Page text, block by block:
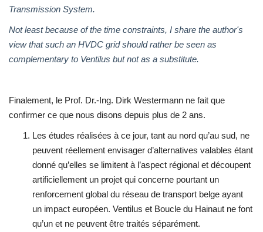
Transmission System.
Not least because of the time constraints, I share the author's
view that such an HVDC gridshould rather be seen as
complementary to Ventilus but not as a substitute.
Finalement, le Prof. Dr.-Ing. Dirk Westermann ne fait que
confirmer ce que nous disons depuis plus de 2 ans.
Les études réalisées à ce jour, tant au nord qu’au sud, ne
peuvent réellement envisager d’alternatives valables étant
donné qu’elles se limitent à l’aspect régional et découpent
artificiellement un projet qui concerne pourtant un
renforcement global du réseau de transport belge ayant
un impact européen. Ventilus et Boucle du Hainaut ne font
qu’un et ne peuvent être traités séparément.